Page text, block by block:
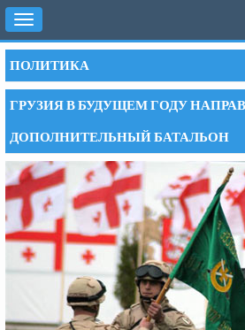
Toggle
navigation
ПОЛИТИКА
ГРУЗИЯ В БУДУЩЕМ ГОДУ
ДОПОЛНИТЕЛЬНЫЙ БАТАЛЬОН